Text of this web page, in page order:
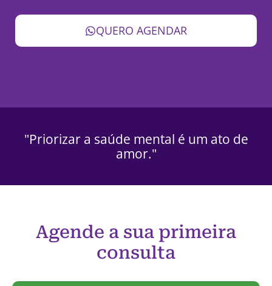
QUERO AGENDAR
"Priorizar a saúde mental é um ato de
amor."
Agende a sua primeira
consulta